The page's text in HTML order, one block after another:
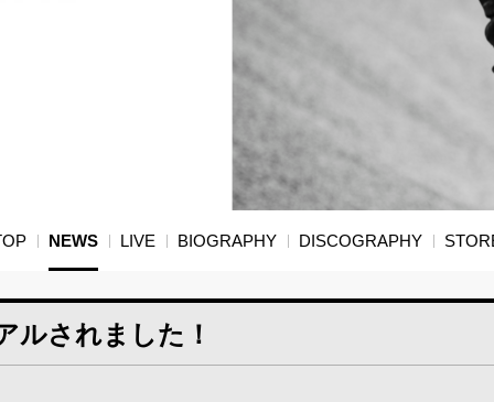
NEWS LIVE BIOGRAPHY DISCOGRAPHY
ルされました！